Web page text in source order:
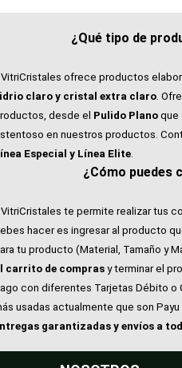
¿Qué tipo de
VitriCristales ofrece productos
claro y cristal extra claro .
desde el Pulido Plano que
en nuestros productos.
Especial y Línea Elite
¿Cómo puedes
VitriCristales te permite realizar tus
hacer es ingresar al producto
tu producto (Material, Tamaño y
carrito de comprasy terminar el
con diferentes Tarjetas Débito o
usadas actualmente que son Payu
garantizadas y envíos a